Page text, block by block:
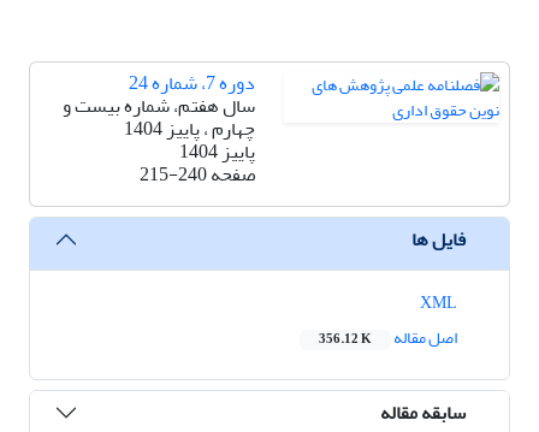
دوره 7، شماره 24
سال هفتم، شماره بیست و
چهارم ، پاییز 1404
پاییز 1404
صفحه215-240
فایل ها
اصل مقاله
356.12 K
سابقه مقاله